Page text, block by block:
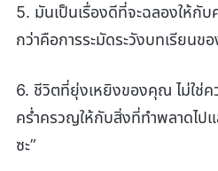
5. มันเป็นเรื่องดีที่จะฉลองให้กั
กว่าคือการระมัดระวังบทเรียนข
6. ชีวิตที่ยุ่งเหยิงของคุณ ไม่ใช่
คร่ำครวญให้กับสิ่งที่ทำพลาดไป
ซะ”